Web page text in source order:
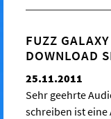
FUZZ
DOWNLOAD
25.11.2011
Sehr geehrte
schreiben ist